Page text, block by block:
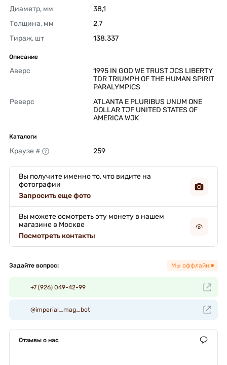
Диаметр, мм
38,1
Толщина, мм
2,7
Тираж, шт
138.337
Описание
Аверс
1995 IN GOD WE TRUST JCS LIBERTY
TDR TRIUMPH OF THE HUMAN SPIRIT
PARALYMPICS
Реверс
ATLANTA E PLURIBUS UNUM ONE
DOLLAR TJF UNITED STATES OF
AMERICA WJK
Каталоги
Краузе # 259
Вы получите именно то, что видите на
фотографии
Запросить еще фото
Вы можете осмотреть эту монету в нашем
магазине в Москве
Посмотреть контакты
Задайте вопрос: Мы оффлайн!
+7 (926) 049-42-99
@imperial_mag_bot
Отзывы о нас